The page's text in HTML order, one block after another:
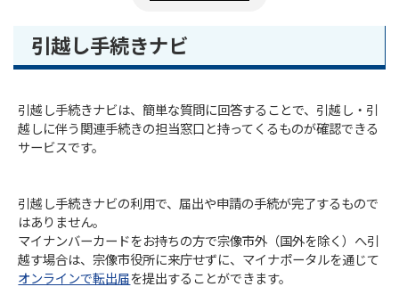
引越し手続きナビ
引越し手続きナビは、簡単な質問に回答することで、引越し・引
越しに伴う関連手続きの担当窓口と持ってくるものが確認できる
サービスです。
引越し手続きナビの利用で、届出や申請の手続が完了するもので
はありません。
マイナンバーカードをお持ちの方で宗像市外（国外を除く）へ引
越す場合は、宗像市役所に来庁せずに、マイナポータルを通じて
オンラインで転出届を提出することができます。